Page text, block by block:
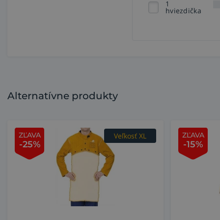
1
hviezdička
Alternatívne produkty
ZĽAVA
-25%
Veľkosť XL ZĽAVA
-15%